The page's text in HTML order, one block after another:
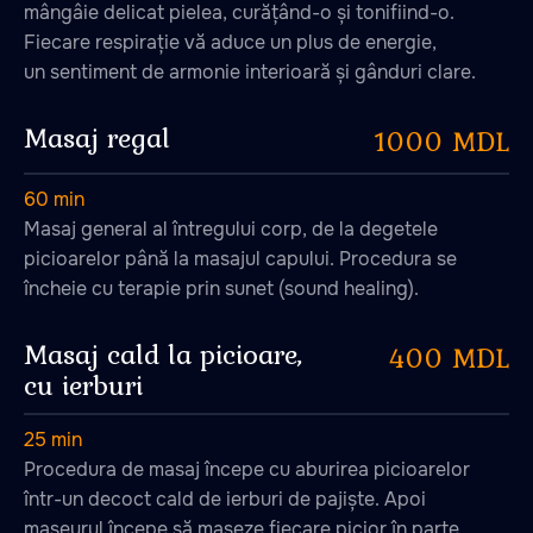
mângâie delicat pielea, curățând-o și tonifiind-o.
Fiecare respirație vă aduce un plus de energie,
un sentiment de armonie interioară și gânduri clare.
Masaj regal 1000 MDL
60 min
Masaj general al întregului corp, de la degetele
picioarelor până la masajul capului. Procedura se
încheie cu terapie prin sunet (sound healing).
Masaj cald la picioare,
cu ierburi
400 MDL
25 min
Procedura de masaj începe cu aburirea picioarelor
într-un decoct cald de ierburi de pajiște. Apoi
Ciubare
47.026806 28.744917